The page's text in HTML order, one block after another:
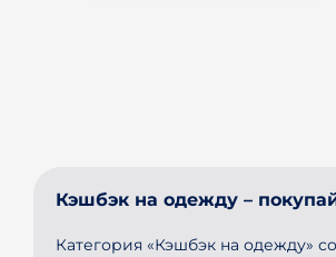
Кэшбэк на одежду –
Категория «Кэшбэк на одежду»